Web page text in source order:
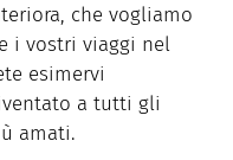
che vogliamo
i vostri viaggi nel
esimervi
a tutti gli
amati.